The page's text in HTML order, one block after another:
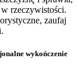
rzeczywistości.
zaufaj
wykończenie